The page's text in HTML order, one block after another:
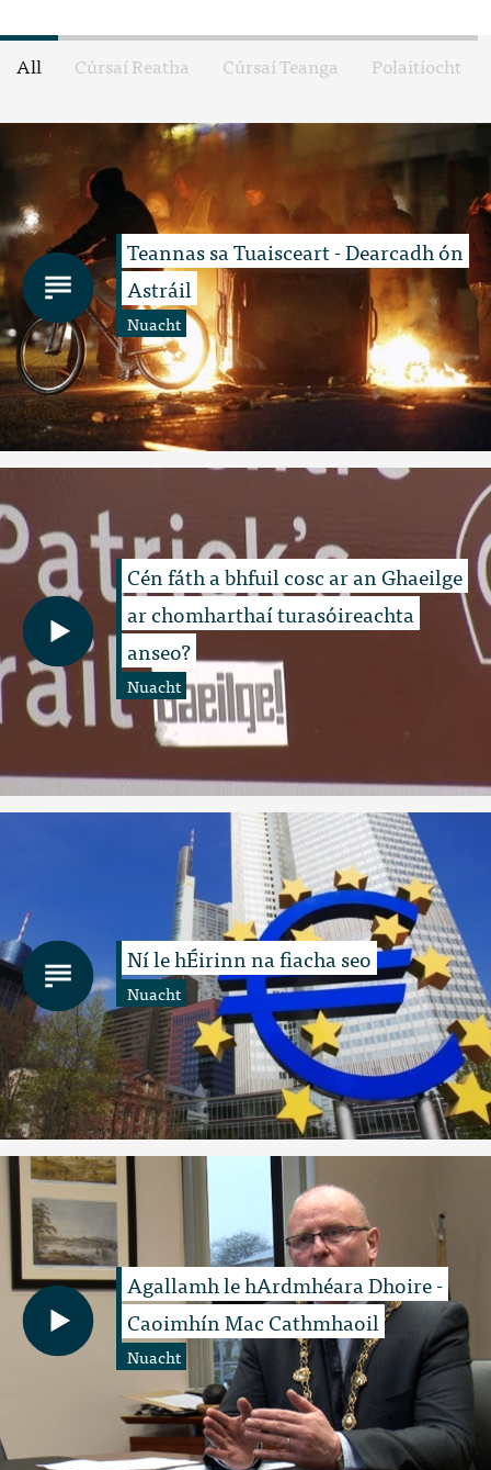
All Cúrsaí Reatha Cúrsaí Teanga Polaitíocht
Teannas sa Tuaisceart - Dearcadh ón
Astráil
Nuacht
Cén fáth a bhfuil cosc ar an Ghaeilge
ar chomharthaí turasóireachta
anseo?
Nuacht
Ní le hÉirinn na fiacha seo
Nuacht
Agallamh le hArdmhéara Dhoire -
Caoimhín Mac Cathmhaoil
Nuacht